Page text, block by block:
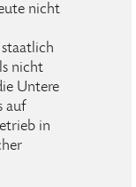
nicht
nicht
Untere
auf
in